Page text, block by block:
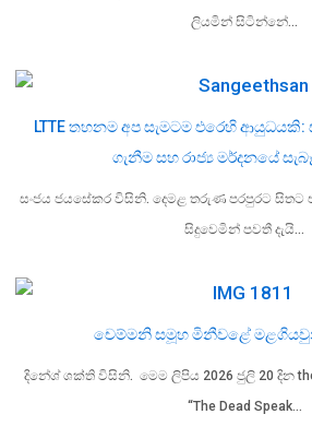
ලියමින් සිටින්නේ…
LTTE තහනම අප සැමටම එරෙහි
ගැනීම සහ රාජ්‍ය මර්දනයේ
සංජය ජයසේකර විසිනි. දෙමළ තරුණ පරපුරට
සිදුවෙමින් පවතී දැයි…
චෙම්මනි සමූහ මිනීවළේ
දිනේශ් ශක්ති විසිනි. මෙම ලිපිය 2026 ජුලි 20 දින
“The Dead Speak…